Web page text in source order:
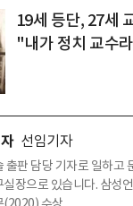
19세 등단, 27세
"내가 정치 교수
선임기자
출판 담당 기자로 일하고
실장으로 있습니다. 삼성